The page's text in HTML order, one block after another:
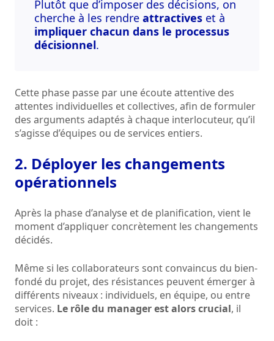
Plutôt que d’imposer des décisions, on
cherche à les rendre attractives et à
impliquer chacun dans le processus
décisionnel.
Cette phase passe par une écoute attentive des
attentes individuelles et collectives, afin de formuler
des arguments adaptés à chaque interlocuteur, qu’il
s’agisse d’équipes ou de services entiers.
2. Déployer les changements
opérationnels
Après la phase d’analyse et de planification, vient le
moment d’appliquer concrètement les changements
décidés.
Même si les collaborateurs sont convaincus du bien-
fondé du projet, des résistances peuvent émerger à
différents niveaux : individuels, en équipe, ou entre
services. Le rôle du manager est alors crucial, il
doit :